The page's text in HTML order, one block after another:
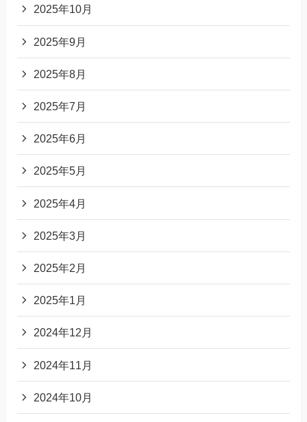
2025年10月
2025年9月
2025年8月
2025年7月
2025年6月
2025年5月
2025年4月
2025年3月
2025年2月
2025年1月
2024年12月
2024年11月
2024年10月